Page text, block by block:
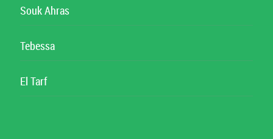
Souk Ahras
Tebessa
El Tarf